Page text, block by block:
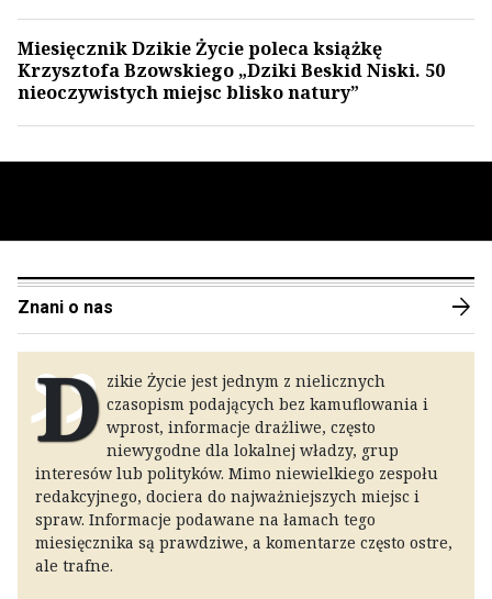
Miesięcznik Dzikie Życie poleca książkę
Krzysztofa Bzowskiego „Dziki Beskid Niski. 50
nieoczywistych miejsc blisko natury”
Znani o nas arrow_forward
D zikie Życie jest jednym z nielicznych
czasopism podających bez kamuflowania i
wprost, informacje drażliwe, często
niewygodne dla lokalnej władzy, grup
interesów lub polityków. Mimo niewielkiego zespołu
redakcyjnego, dociera do najważniejszych miejsc i
spraw. Informacje podawane na łamach tego
miesięcznika są prawdziwe, a komentarze często ostre,
ale trafne.